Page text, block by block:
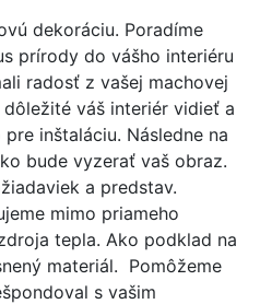
dekoráciu. Poradíme
prírody do vášho interiéru
radosť z vašej machovej
váš interiér vidieť a
inštaláciu. Následne na
bude vyzerať vaš obraz.
a predstav.
mimo priameho
tepla. Ako podklad na
materiál. Pomôžeme
s vašim